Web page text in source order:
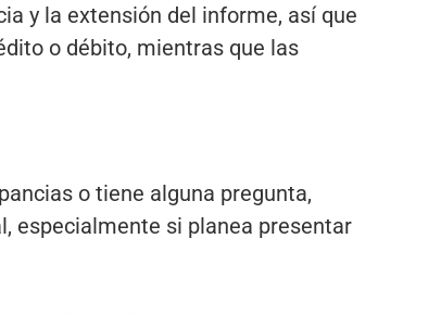
y la extensión del informe, así que
o débito, mientras que las
o tiene alguna pregunta,
especialmente si planea presentar